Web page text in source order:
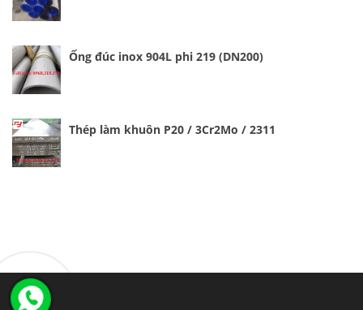
Ống đúc inox 904L phi 219 (DN200)
Thép làm khuôn P20 / 3Cr2Mo / 2311